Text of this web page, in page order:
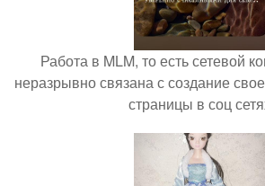
Работа в MLM, то есть сетевой
неразрывно связана с создание
страницы в соц